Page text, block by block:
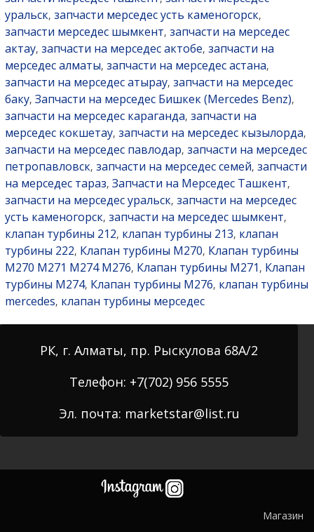
уральск, запчасти мерседес усть каменогорск,
запчасти мерседес шымкент, запчасти на мерседес
актау, запчасти на мерседес актобе, запчасти на
мерседес алматы, запчасти на мерседес астана,
запчасти на мерседес атырау, запчасти на мерседес
баку, Запчасти на мерседес Бишкек (Mercedes Benz),
запчасти на мерседес караганда, запчасти на
мерседес кокшетау, запчасти на мерседес кызылорда,
запчасти на мерседес павлодар, запчасти на мерседес
петропавловск, запчасти на мерседес семей, запчасти
на мерседес тараз, Запчасти на Мерседес Ташкент,
запчасти на мерседес уральск, запчасти на мерседес
усть каменогорск, запчасти на мерседес шымкент,
клапан турбины 212, клапан турбины 213, клапан
турбины 222, Клапан турбины M270, Клапан турбины
M270 M271 M274 M276, Клапан турбины M271 , Клапан
турбины M274, Клапан турбины M276, клапан турбины
mercedes, клапан турбины мерседес
РК, г. Алматы, пр. Рыскулова 68А/2
Телефон: +7(702) 956 5555
Эл. почта: marketstar@list.ru
Магазин